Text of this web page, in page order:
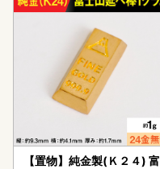
【置物】純金製(Ｋ２４) 富